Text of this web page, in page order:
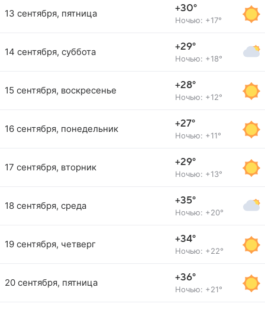
13 сентября, пятница +30°
Ночью: +17°
14 сентября, суббота +29°
Ночью: +18°
15 сентября, воскресенье +28°
Ночью: +12°
16 сентября, понедельник +27°
Ночью: +11°
17 сентября, вторник +29°
Ночью: +13°
18 сентября, среда +35°
Ночью: +20°
19 сентября, четверг +34°
Ночью: +22°
20 сентября, пятница +36°
Ночью: +21°